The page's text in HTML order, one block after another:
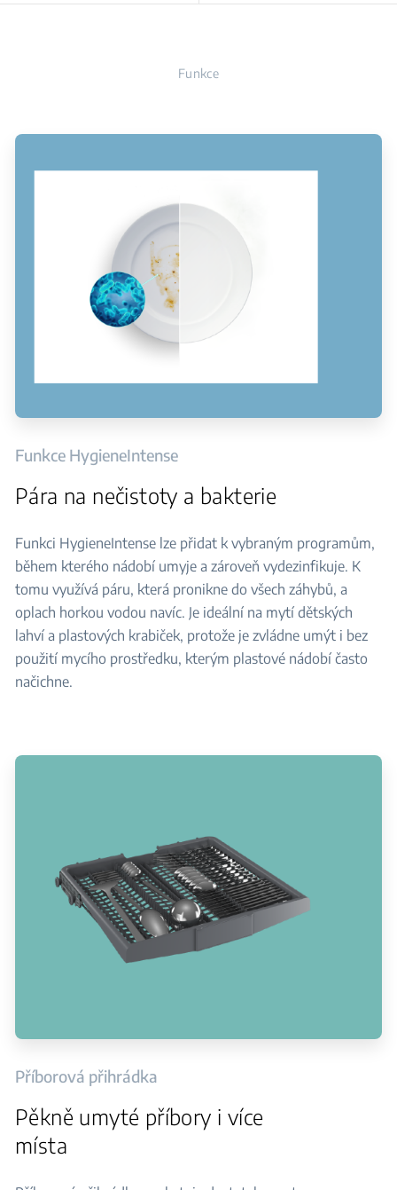
Funkce
Funkce HygieneIntense
Pára na nečistoty a bakterie
Funkci HygieneIntense lze přidat k vybraným programům,
během kterého nádobí umyje a zároveň vydezinfikuje. K
tomu využívá páru, která pronikne do všech záhybů, a
oplach horkou vodou navíc. Je ideální na mytí dětských
lahví a plastových krabiček, protože je zvládne umýt i bez
použití mycího prostředku, kterým plastové nádobí často
načichne.
Příborová přihrádka
Pěkně umyté příbory i více
místa